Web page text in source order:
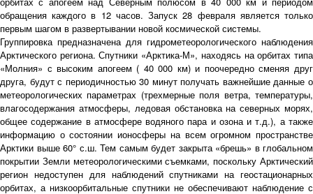
обращения каждого в 12 часов. Запуск 28 февраля является только
первым шагом в развертывании новой космической системы.
Группировка предназначена для гидрометеорологического наблюдения
Арктического региона. Спутники «Арктика-М», находясь на орбитах типа
«Молния» с высоким апогеем ( 40 000 км) и поочередно сменяя друг
друга, будут с периодичностью 30 минут получать важнейшие данные о
метеорологических параметрах (трехмерные поля ветра, температуры,
влагосодержания атмосферы, ледовая обстановка на северных морях,
общее содержание в атмосфере водяного пара и озона и т.д.), а также
информацию о состоянии ионосферы на всем огромном пространстве
Арктики выше 60° с.ш. Тем самым будет закрыта «брешь» в глобальном
покрытии Земли метеорологическими съемками, поскольку Арктический
регион недоступен для наблюдений спутниками на геостационарных
орбитах, а низкоорбитальные спутники не обеспечивают наблюдение с